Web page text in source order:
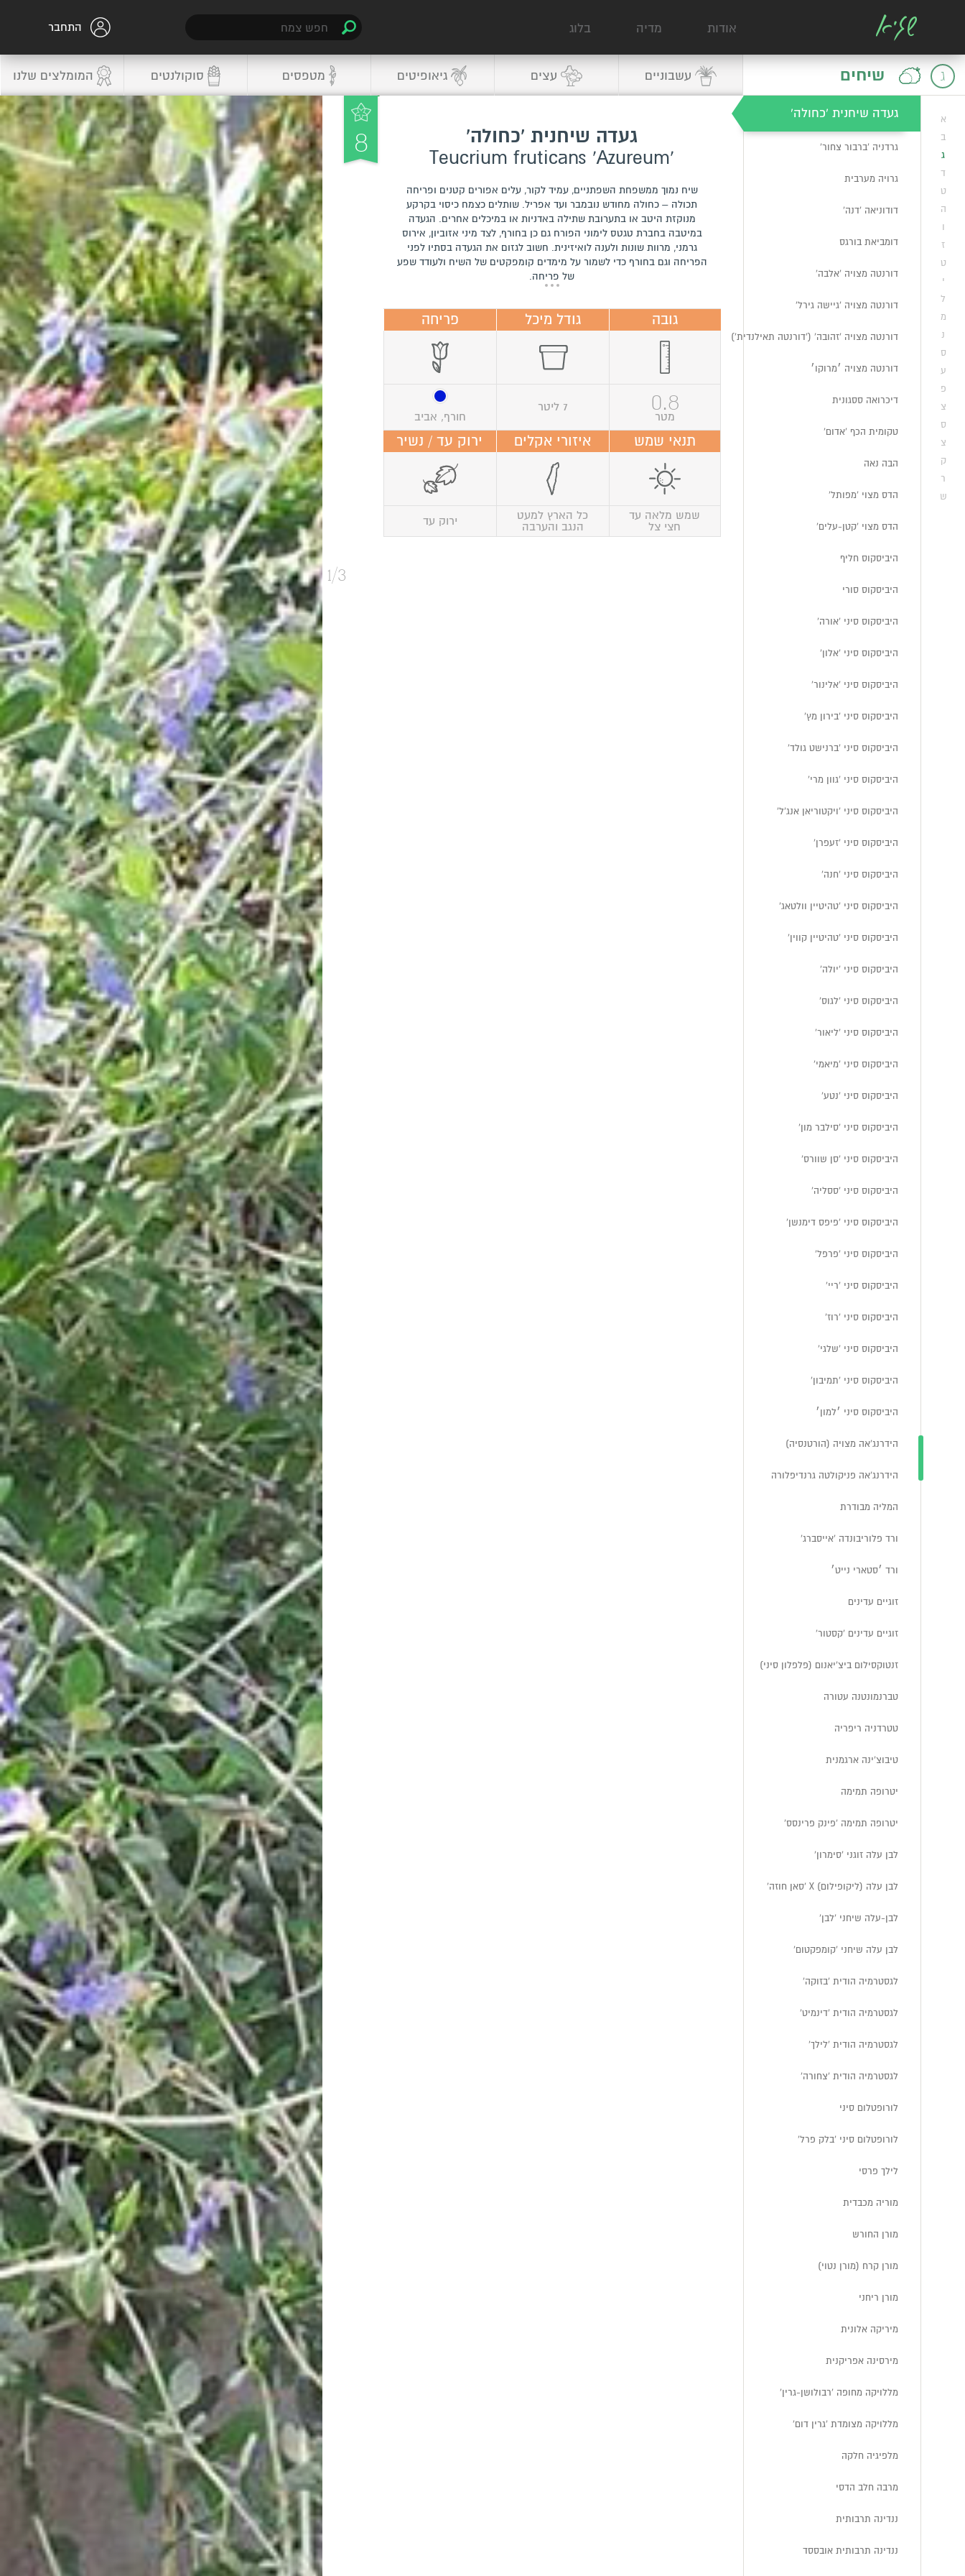
אודות מדיה בלוג התחבר
ג שיחים
א
ב
ג
ד
ט
ה
ו
ז
ט
י
ל
מ
נ
ס
ע
פ
צ
ס
צ
ק
ר
ש
גויבה תותית
גלפימיה מכחילה
געדה שיחנית 'כחולה'
גרדניה 'ברבור צחור'
גרויה מערבית
דודוניאה 'דנה'
דומביאת בורגס
דורנטה מצויה 'אלבה'
דורנטה מצויה 'גיישה גירל'
דורנטה מצויה 'זהובה' ('דורנטה תאילנדית')
דורנטה מצויה ׳מרוקו׳
דיכרואה ססגונית
טקומית הכף 'אדום'
הבה נאה
הדס מצוי 'מפותל'
הדס מצוי 'קטן-עלים'
היביסקוס חליף
היביסקוס סורי
היביסקוס סיני 'אורה'
היביסקוס סיני 'אלון'
היביסקוס סיני 'אלינור'
היביסקוס סיני 'בירון מץ'
היביסקוס סיני 'ברנישט גולד'
היביסקוס סיני 'גוון מרי'
היביסקוס סיני 'ויקטוריאן אנג'ל'
היביסקוס סיני 'זעפרן'
היביסקוס סיני 'חנה'
היביסקוס סיני 'טהיטיין וולטאג'
היביסקוס סיני 'טהיטיין קווין'
היביסקוס סיני 'יולה'
היביסקוס סיני 'לגוס'
היביסקוס סיני 'ליאור'
היביסקוס סיני 'מיאמי'
היביסקוס סיני 'נטע'
היביסקוס סיני 'סילבר מון'
היביסקוס סיני 'סן שוורס'
היביסקוס סיני 'ססליה'
היביסקוס סיני 'פיפס דימנשן'
היביסקוס סיני 'פרפל'
היביסקוס סיני 'ריי'
היביסקוס סיני 'רוז'
היביסקוס סיני 'שלגי'
היביסקוס סיני 'תמיבון'
היביסקוס סיני ׳למון׳
הידרנג'אה מצויה (הורטנסיה)
הידרנג'אה פניקולטה גרנדיפלורה
המליה מבודרת
ורד פלוריבונדה 'אייסברג'
ורד ׳סטארי נייט׳
זוגיים עדינים
זוגיים עדינים 'קסטור'
זנטוקסילום ביצ'יאנום (פלפלון סיני)
טברנמונטנה עטורה
טטרדניה ריפריה
טיבוצ'ינה ארגמנית
יטרופה תמימה
יטרופה תמימה 'פינק פרינסס'
לבן עלה זוגני 'סימרון'
לבן עלה (ליקופילום) X 'סאן חוזה'
לבן-עלה שיחני 'לבן'
לבן עלה שיחני 'קומפקטום'
לגסטרמיה הודית 'בזוקה'
לגסטרמיה הודית 'דינמיט'
לגסטרמיה הודית 'לילך'
לגסטרמיה הודית 'צחורה'
לורופטלום סיני
לורופטלום סיני 'בלק פרל'
לילך פרסי
מוריה מכבדית
מורן החורש
מורן קרח (מורן נטוי)
מורן ריחני
מיריקה אלונית
מירסינה אפריקנית
מללויקה מחופה 'רבולושן-גרין'
מללויקה מצומדת 'גרין דום'
מלפיגיה חלקה
מרבה חלב הדסי
ננדינה תרבותית
ננדינה תרבותית אובססד
עשבוניים עצים גיאופיטים מטפסים סוקולנטים המומלצים שלנו
8 געדה שיחנית 'כחולה'
'Teucrium fruticans 'Azureum
שיח נמוך ממשפחת השפתניים, עמיד לקור, עלים אפורים קטנים ופריחה
תכולה – כחולה מחודש נובמבר ועד אפריל. שותלים כצמח כיסוי בקרקע
מנוקזת היטב או בתערובת שתילה באדניות או במיכלים אחרים. הגעדה
במיטבה בחברת טגטס לימוני הפורח גם כן בחורף, לצד מיני אזוביון, אירוס
גרמני, מרוות שונות ולענה לואיזינית. חשוב לגזום את הגעדה בסתיו לפני
הפריחה וגם בחורף כדי לשמור על מימדים קומפקטים של השיח ולעודד שפע
של פריחה.
גובה גודל מיכל פריחה
0.8
מטר
7 ליטר
חורף, אביב
תנאי שמש איזורי אקלים ירוק עד / נשיר
שמש מלאה עד
חצי צל
כל הארץ למעט
הנגב והערבה
ירוק עד
1/3